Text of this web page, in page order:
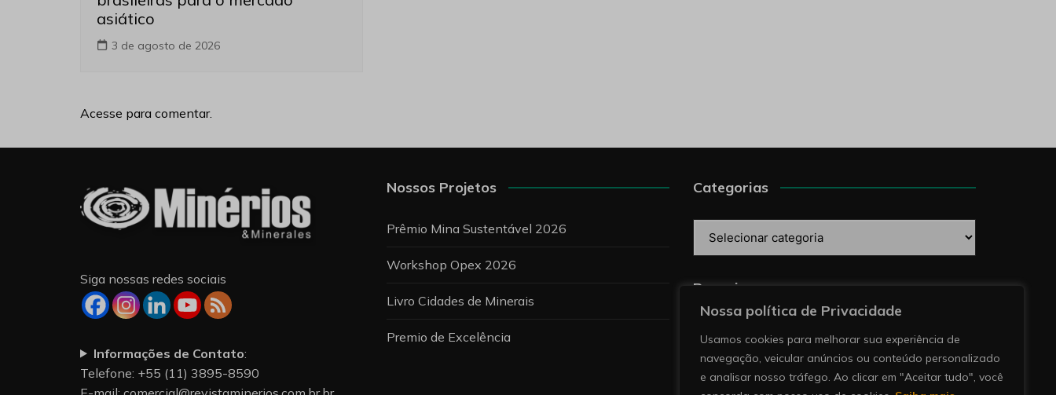
Nossa política de Privacidade
Usamos cookies para melhorar sua experiência de
navegação, veicular anúncios ou conteúdo personalizado
e analisar nosso tráfego. Ao clicar em "Aceitar tudo", você
asiático
3 de agosto de 2026
Acesse para comentar.
Siga nossas redes sociais
Informações de Contato:
Telefone: +55 (11) 3895-8590
Nossos Projetos
Prêmio Mina Sustentável 2026
Workshop Opex 2026
Livro Cidades de Minerais
Premio de Excelência
Categorias
Pesquise